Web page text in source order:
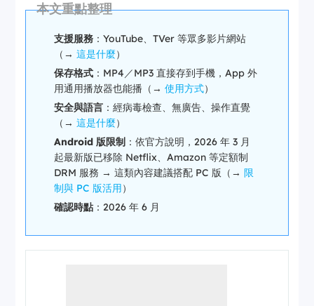
本文重點整理
支援服務 ：YouTube、TVer 等眾多影片網站
（→這是什麼）
保存格式 ：MP4／MP3 直接存到手機，App 外
用通用播放器也能播（→使用方式）
安全與語言 ：經病毒檢查、無廣告、操作直覺
（→這是什麼）
Android 版限制 ：依官方說明，2026 年 3 月
起最新版已移除 Netflix、Amazon 等定額制
DRM 服務 → 這類內容建議搭配 PC 版（→限
制與 PC 版活用）
確認時點 ：2026 年 6 月